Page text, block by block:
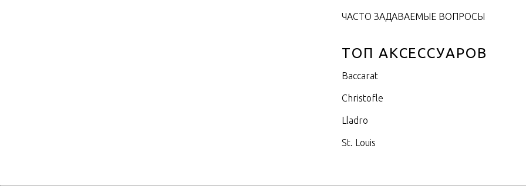
ЧАСТО ЗАДАВАЕМЫЕ ВОПРОСЫ
ТОП АКСЕССУАРОВ
Baccarat
Christofle
Lladro
St. Louis